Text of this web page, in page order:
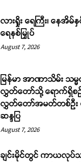
လားရှိုး ရေကြီး၊ နေအိမ်
ရေနစ်မြှုပ်
August 7, 2026
မြန်မာ အာဏာသိမ်း သမ္
လွှတ်တော်သို့ ရောက်ရှိစ
လွှတ်တော်အမတ်တစ်ဦး
ဆန္ဒပြ
August 7, 2026
ချင်းမိုင်တွင် ကာယလုပ်သ